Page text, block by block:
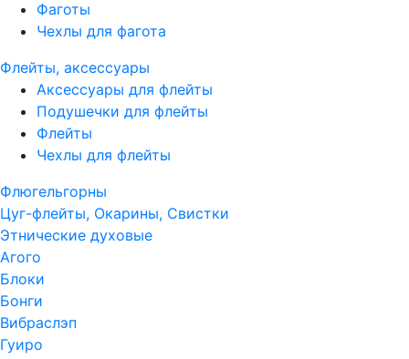
Фаготы
Чехлы для фагота
Флейты, аксессуары
Аксессуары для флейты
Подушечки для флейты
Флейты
Чехлы для флейты
Флюгельгорны
Цуг-флейты, Окарины, Свистки
Этнические духовые
Агого
Блоки
Бонги
Вибраслэп
Гуиро